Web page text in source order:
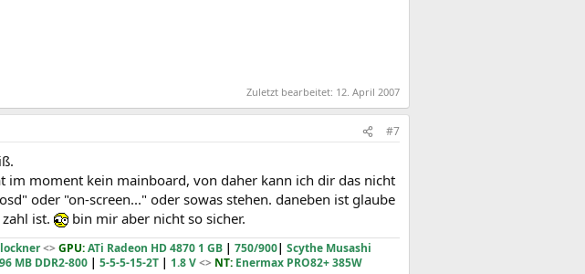
Zuletzt bearbeitet: 12. April 2007
#7
moment kein mainboard, von daher kann ich dir das nicht
oder "on-screen..." oder sowas stehen. daneben ist glaube
ist.
bin mir aber nicht so sicher.
<>GPU:ATi Radeon HD 4870 1 GB | 750/900| Scythe Musashi
MB DDR2-800 | 5-5-5-15-2T | 1.8 V<> NT: Enermax PRO82+ 385W